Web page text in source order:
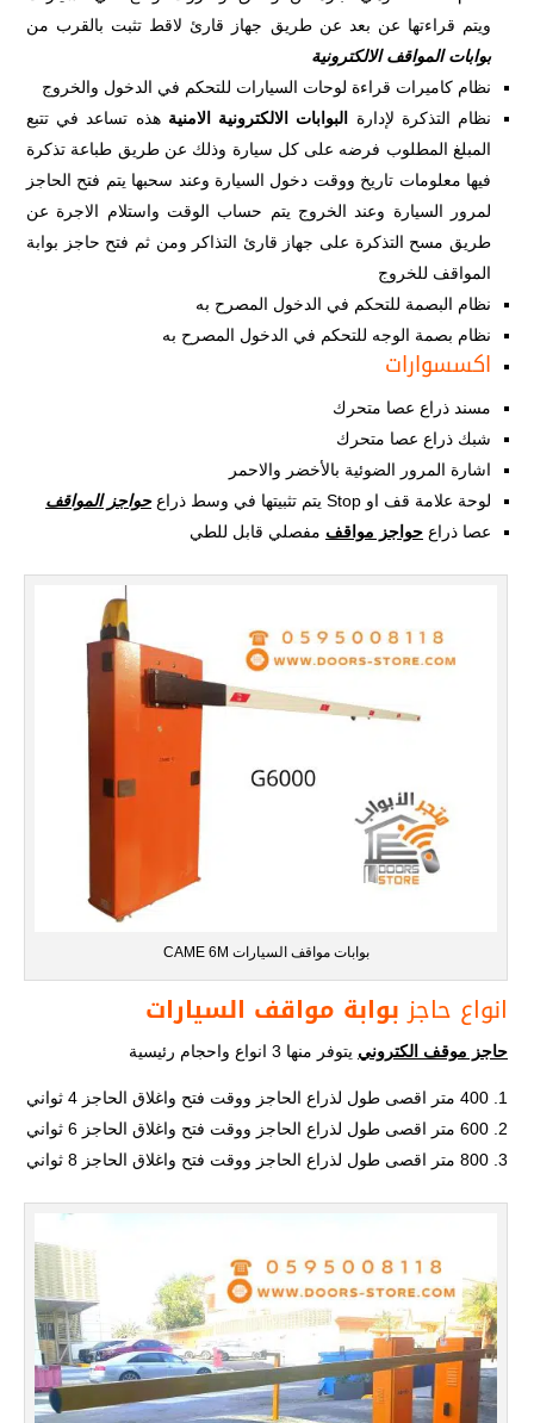
ويتم قراءتها عن بعد عن طريق جهاز قارئ لاقط تثبت بالقرب من
بوابات المواقف الالكترونية
نظام كاميرات قراءة لوحات السيارات للتحكم في الدخول والخروج
نظام التذكرة لإدارة
البوابات الالكترونية الامنية هذه تساعد في تتبع
المبلغ المطلوب فرضه على كل سيارة وذلك عن طريق طباعة تذكرة
فيها معلومات تاريخ ووقت دخول السيارة وعند سحبها يتم فتح الحاجز
لمرور السيارة وعند الخروج يتم حساب الوقت واستلام الاجرة عن
طريق مسح التذكرة على جهاز قارئ التذاكر ومن ثم فتح حاجز بوابة
المواقف للخروج
نظام البصمة للتحكم في الدخول المصرح به
نظام بصمة الوجه للتحكم في الدخول المصرح به
اكسسوارات
مسند ذراع عصا متحرك
شبك ذراع عصا متحرك
اشارة المرور الضوئية بالأخضر والاحمر
لوحة علامة قف او Stop يتم تثبيتها في وسط ذراع
حواجز المواقف
عصا ذراع حواجز مواقف مفصلي قابل للطي
بوابات مواقف السيارات CAME 6M
انواع حاجزبوابة مواقف السيارات
حاجز موقف الكتروني يتوفر منها 3 انواع واحجام رئيسية
400 متر اقصى طول لذراع الحاجز ووقت فتح واغلاق الحاجز 4 ثواني
600 متر اقصى طول لذراع الحاجز ووقت فتح واغلاق الحاجز 6 ثواني
800 متر اقصى طول لذراع الحاجز ووقت فتح واغلاق الحاجز 8 ثواني